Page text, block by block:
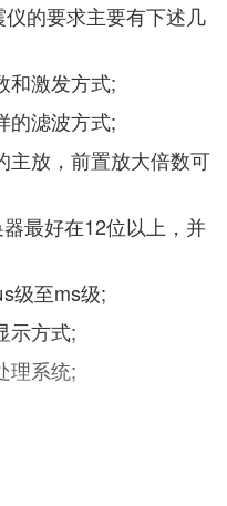
的要求主要有下述几
和激发方式;
的滤波方式;
主放，前置放大倍数可
最好在12位以上，并
级至ms级;
示方式;
理系统;